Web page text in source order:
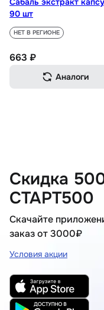
90 шт
НЕТ В РЕГИОНЕ
663 ₽
Аналоги
Скидка
СТАРТ500
Скачайте
заказ от 3000₽
Условия акции